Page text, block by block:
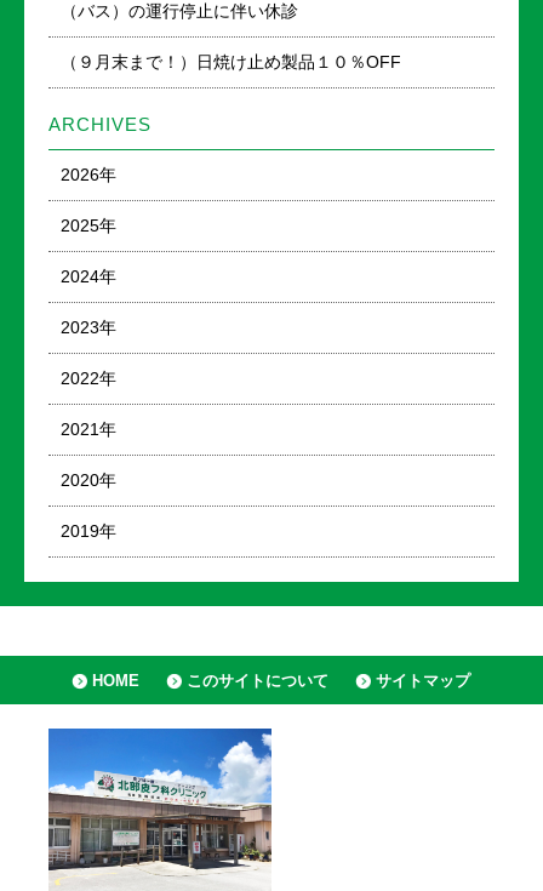
（バス）の運行停止に伴い休診
（９月末まで！）日焼け止め製品１０％OFF
ARCHIVES
2026年
2025年
2024年
2023年
2022年
2021年
2020年
2019年
HOME このサイトについて サイトマップ